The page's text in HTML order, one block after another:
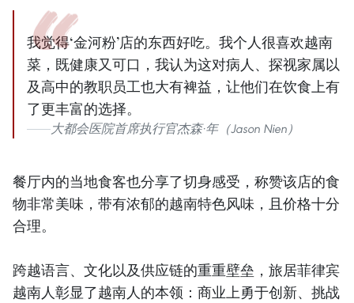
我觉得‘金河粉’店的东西好吃。我个人很喜欢越南
菜，既健康又可口，我认为这对病人、探视家属以
及高中的教职员工也大有裨益，让他们在饮食上有
了更丰富的选择。
大都会医院首席执行官杰森·年（Jason Nien）
餐厅内的当地食客也分享了切身感受，称赞该店的食
物非常美味，带有浓郁的越南特色风味，且价格十分
合理。
跨越语言、文化以及供应链的重重壁垒，旅居菲律宾
越南人彰显了越南人的本领：商业上勇于创新、挑战